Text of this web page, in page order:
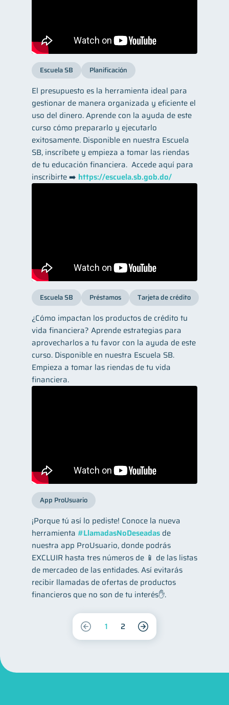
Escuela SB Planificación
El presupuesto es la herramienta ideal para
gestionar de manera organizada y eficiente el
uso del dinero. Aprende con la ayuda de este
curso cómo prepararlo y ejecutarlo
exitosamente. Disponible en nuestra Escuela
SB, inscríbete y empieza a tomar las riendas
de tu educación financiera. ​ Accede aquí para
inscribirte ➡️ https://escuela.sb.gob.do/
Escuela SB Préstamos Tarjeta de crédito
¿Cómo impactan los productos de crédito tu
vida financiera? Aprende estrategias para
aprovecharlos a tu favor con la ayuda de este
curso. Disponible en nuestra Escuela SB.
Empieza a tomar las riendas de tu vida
financiera.
App ProUsuario
¡Porque tú así lo pediste! Conoce la nueva
herramienta #LlamadasNoDeseadas de
nuestra app ProUsuario, donde podrás
EXCLUIR hasta tres números de 📱 de las listas
de mercadeo de las entidades. Así evitarás
recibir llamadas de ofertas de productos
financieros que no son de tu interés✋.
1 2